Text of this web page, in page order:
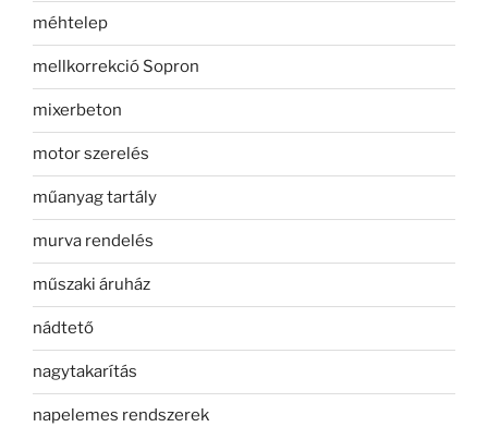
méhtelep
mellkorrekció Sopron
mixerbeton
motor szerelés
műanyag tartály
murva rendelés
műszaki áruház
nádtető
nagytakarítás
napelemes rendszerek